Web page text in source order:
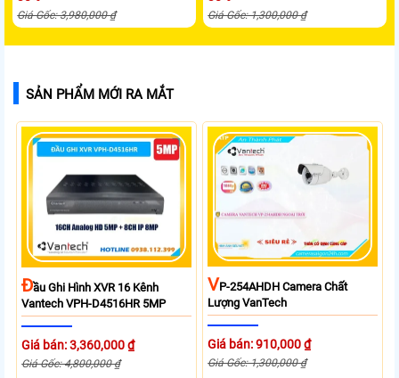
Giá Gốc: 3,980,000 ₫ Giá Gốc: 1,300,000 ₫
SẢN PHẨM MỚI RA MẮT
ĐẦu Ghi Hình XVR 16 Kênh
Vantech VPH-D4516HR 5MP
Giá bán: 3,360,000 ₫
Giá Gốc: 4,800,000 ₫
VP-254AHDH Camera Chất
Lượng VanTech
Giá bán: 910,000 ₫
Giá Gốc: 1,300,000 ₫